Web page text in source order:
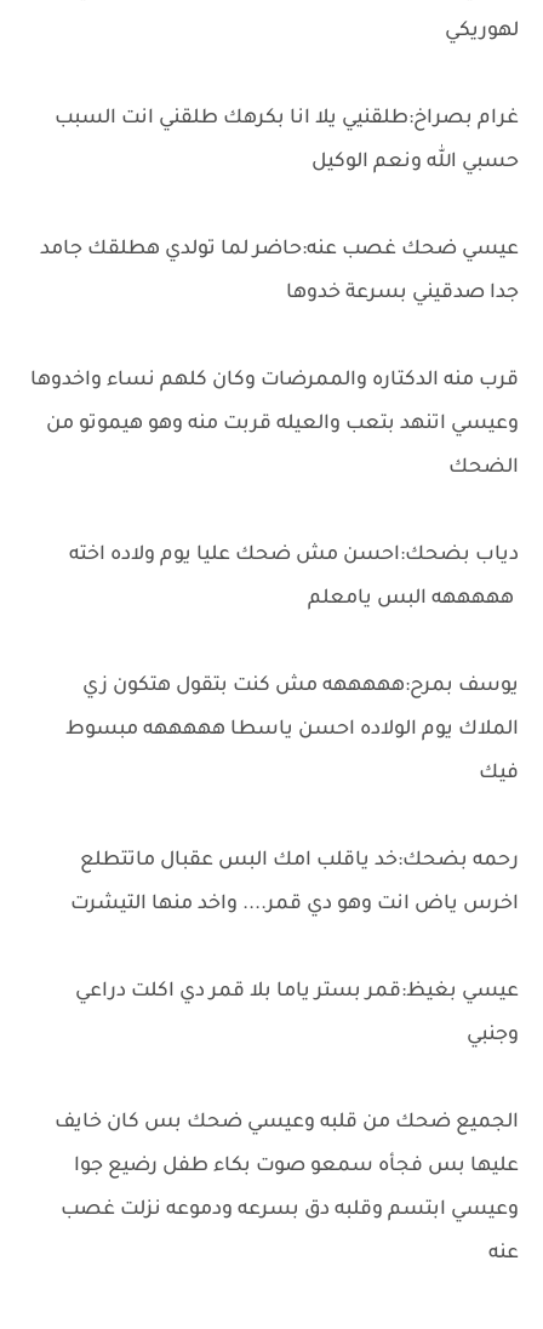
لهوريكي
غرام بصراخ:طلقنيي يلا انا بكرهك طلقني انت السبب
حسبي الله ونعم الوكيل
عيسي ضحك غصب عنه:حاضر لما تولدي هطلقك جامد
جدا صدقيني بسرعة خدوها
قرب منه الدكتاره والممرضات وكان كلهم نساء واخدوها
وعيسي اتنهد بتعب والعيله قربت منه وهو هيموتو من
الضحك
دياب بضحك:احسن مش ضحك عليا يوم ولاده اخته
هههههه البس يامعلم
يوسف بمرح:هههههه مش كنت بتقول هتكون زي
الملاك يوم الولاده احسن ياسطا هههههه مبسوط
فيك
رحمه بضحك:خد ياقلب امك البس عقبال ماتتطلع
اخرس ياض انت وهو دي قمر.... واخد منها التيشرت
عيسي بغيظ:قمر بستر ياما بلا قمر دي اكلت دراعي
وجنبي
الجميع ضحك من قلبه وعيسي ضحك بس كان خايف
عليها بس فجأه سمعو صوت بكاء طفل رضيع جوا
وعيسي ابتسم وقلبه دق بسرعه ودموعه نزلت غصب
عنه